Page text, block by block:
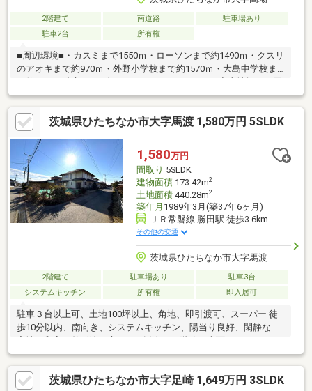
2階建て 南道路
駐車場あり
駐車2台
所有権
■周辺環境■・カスミまで1550ｍ・ローソンまで約1490ｍ・クスリ
のアオキまで約970ｍ・外野小学校まで約1570ｍ・大島中学校ま
時に、お客様が気になるハウスメーカーや建築業者様を無料でご
相談いただけます！また当社にて建築担当営業様もご紹介いたし
ます！お気軽にご相談ください♪
茨城県ひたちなか市大字馬渡 1,580万円 5SLDK
1,580万円
間取り 5SLDK
建物面積173.42m2
土地面積440.28m2
築年月 1989年3月(築37年6ヶ月)
ＪＲ常磐線 勝田駅 徒歩3.6km
その他の交通
茨城県ひたちなか市大字馬渡
2階建て 駐車場あり
駐車3台
システムキッチン
所有権 即入居可
駐車３台以上可、土地100坪以上、角地、即引渡可、スーパー 徒
歩10分以内、南向き、システムキッチン、陽当り良好、閑静な住
オートバス、南庭、浴室に窓、平坦地、２世帯住宅
茨城県ひたちなか市大字足崎 1,649万円 3SLDK